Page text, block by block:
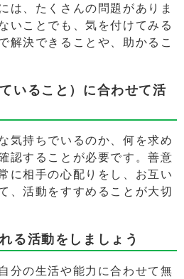
は、たくさんの問題がありま
いことでも、気を付けてみる
解決できることや、助かるこ
いること）に合わせて活
気持ちでいるのか、何を求め
認することが必要です。善意
に相手の心配りをし、お互い
、活動をすすめることが大切
る活動をしましょう
分の生活や能力に合わせて無